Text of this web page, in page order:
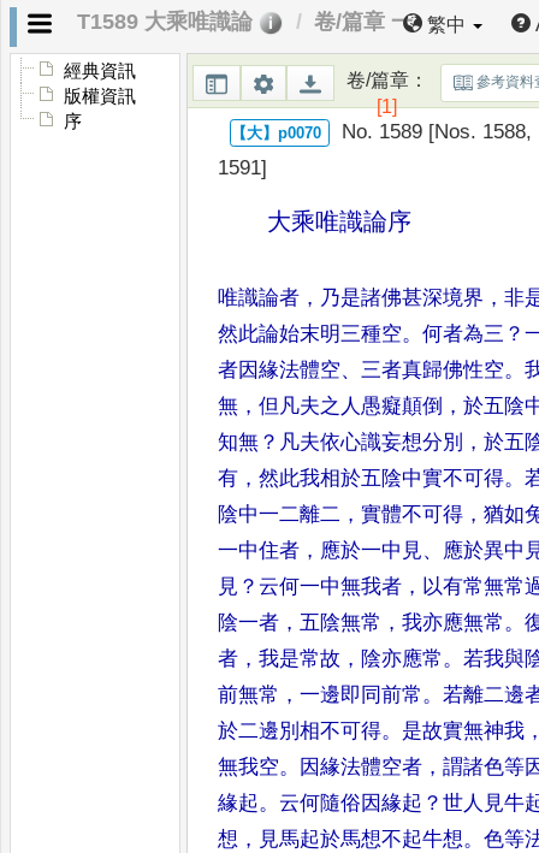
T1589 大乘唯識論 卷/篇章 一 繁中
經典資訊
版權資訊
序
卷/篇章：
[1]
參考資料
No. 1589 [Nos.
1591]
大乘唯識論序
唯識論者 ， 乃是諸佛甚深境界 ，非
然此論始末明三種空。何者為三 ？
者因緣法體空、三者真歸佛性空。
無 ，但凡夫之人愚癡顛倒 ，於五陰
知無 ？ 凡夫依心識妄想分別 ，於五
有 ，然此我相於五陰中實不可得。
陰中一二離二 ，實體不可得 ，猶如
一中住者 ， 應於一中見、 應於異中
見 ？ 云何一中無我者 ， 以有常無常
陰一者 ，五陰無常 ，我亦應無常。
者 ，我是常故 ， 陰亦應常。若我與
前無常 ，一邊即同前常。若離二邊
於二邊別相不可得。 是故實無神我
無我空。 因緣法體空者 ，謂諸色等
緣起。 云何隨俗因緣起 ？世人見牛
想 ， 見馬起於馬想不起牛想。色等